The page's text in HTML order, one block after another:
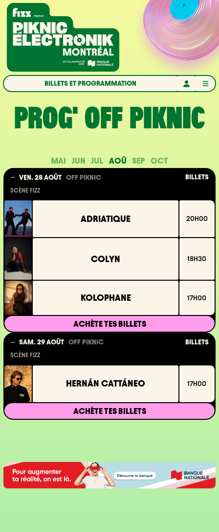
Aller à la navigation
Aller au contenu
Accueil
BILLETS ET PROGRAMMATION
PROG' OFF PIKNIC
MAI JUN JUL AOÛ SEP OCT
VEN. 28 AOÛT OFF PIKNIC BILLETS
SCÈNE FIZZ
ADRIATIQUE 20H00
COLYN 18H30
KOLOPHANE 17H00
ACHÈTE TES BILLETS
SAM. 29 AOÛT OFF PIKNIC BILLETS
SCÈNE FIZZ
HERNÁN CATTÁNEO 17H00
ACHÈTE TES BILLETS